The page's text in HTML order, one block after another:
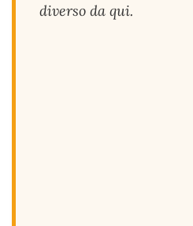
diverso da qui.